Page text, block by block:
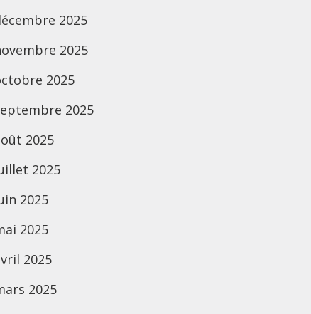
2025
2025
2025
2025
2025
2025
2025
2025
2025
2025